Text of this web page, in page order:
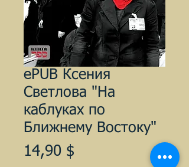
ePUB Ксения
Светлова "На
каблуках по
Ближнему Востоку"
14,90 $